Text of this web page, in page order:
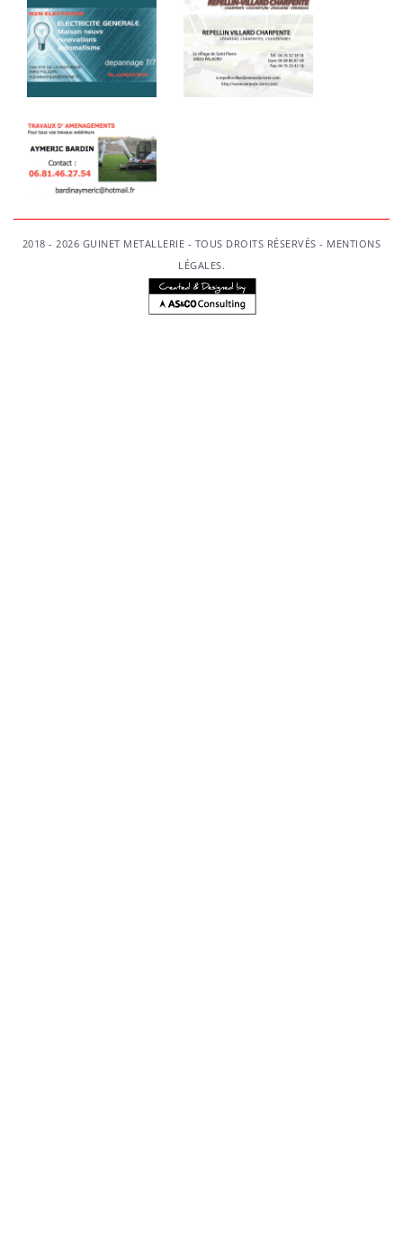
2018 - 2026 GUINET METALLERIE - TOUS DROITS RÉSERVÉS - MENTIONS
LÉGALES.